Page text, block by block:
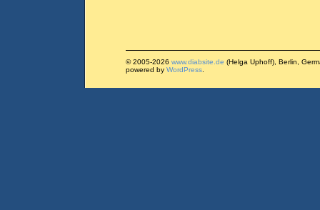
© 2005-2026 www.diabsite.de (Helga Uphoff), Berlin,
powered by WordPress.